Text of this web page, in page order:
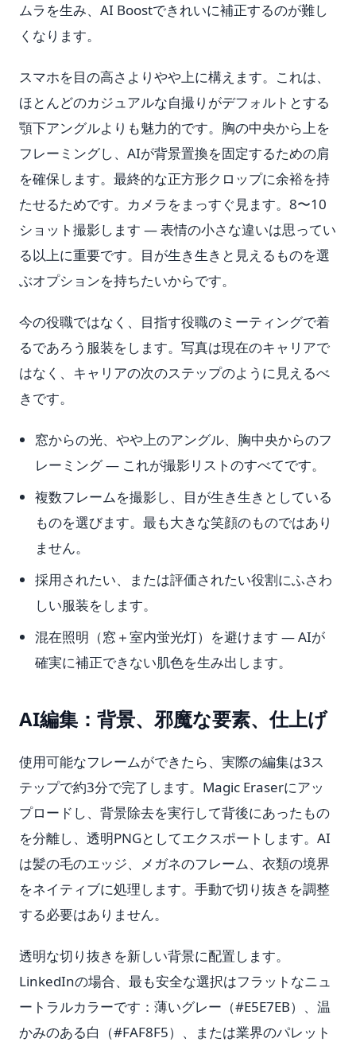
ムラを生み、AI Boostできれいに補正するのが難し
くなります。
スマホを目の高さよりやや上に構えます。これは、
ほとんどのカジュアルな自撮りがデフォルトとする
顎下アングルよりも魅力的です。胸の中央から上を
フレーミングし、AIが背景置換を固定するための肩
を確保します。最終的な正方形クロップに余裕を持
たせるためです。カメラをまっすぐ見ます。8〜10
ショット撮影します — 表情の小さな違いは思ってい
る以上に重要です。目が生き生きと見えるものを選
ぶオプションを持ちたいからです。
今の役職ではなく、目指す役職のミーティングで着
るであろう服装をします。写真は現在のキャリアで
はなく、キャリアの次のステップのように見えるべ
きです。
窓からの光、やや上のアングル、胸中央からのフ
レーミング — これが撮影リストのすべてです。
複数フレームを撮影し、目が生き生きとしている
ものを選びます。最も大きな笑顔のものではあり
ません。
採用されたい、または評価されたい役割にふさわ
しい服装をします。
混在照明（窓＋室内蛍光灯）を避けます — AIが
確実に補正できない肌色を生み出します。
AI編集：背景、邪魔な要素、仕上げ
使用可能なフレームができたら、実際の編集は3ス
テップで約3分で完了します。Magic Eraserにアッ
プロードし、背景除去を実行して背後にあったもの
を分離し、透明PNGとしてエクスポートします。AI
は髪の毛のエッジ、メガネのフレーム、衣類の境界
をネイティブに処理します。手動で切り抜きを調整
する必要はありません。
透明な切り抜きを新しい背景に配置します。
LinkedInの場合、最も安全な選択はフラットなニュ
ートラルカラーです：薄いグレー（#E5E7EB）、温
かみのある白（#FAF8F5）、または業界のパレット